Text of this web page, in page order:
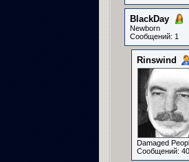
BlackDay
Newborn
Сообщений: 1
Rinswind
Damaged
Сообщений: